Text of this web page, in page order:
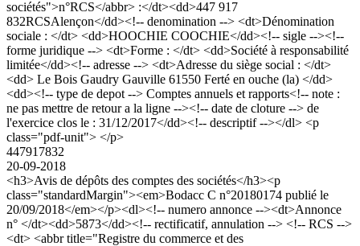
sociétés">n°RCS</abbr> :</dt><dd>447 917
832RCSAlençon</dd><!-- denomination --> <dt>Dénomination
sociale : </dt> <dd>HOOCHIE COOCHIE</dd><!-- sigle --><!--
forme juridique --> <dt>Forme : </dt> <dd>Société à responsabilité
limitée</dd><!-- adresse --> <dt>Adresse du siège social : </dt>
<dd> Le Bois Gaudry Gauville 61550 Ferté en ouche (la) </dd>
<dd><!-- type de depot --> Comptes annuels et rapports<!-- note :
ne pas mettre de retour a la ligne --><!-- date de cloture --> de
l'exercice clos le : 31/12/2017</dd><!-- descriptif --></dl> <p
class="pdf-unit"> </p>
447917832
20-09-2018
<h3>Avis de dépôts des comptes des sociétés</h3><p
class="standardMargin"><em>Bodacc C n°20180174 publié le
20/09/2018</em></p><dl><!-- numero annonce --><dt>Annonce
n° </dt><dd>5873</dd><!-- rectificatif, annulation --> <!-- RCS -->
<dt> <abbr title="Registre du commerce et des